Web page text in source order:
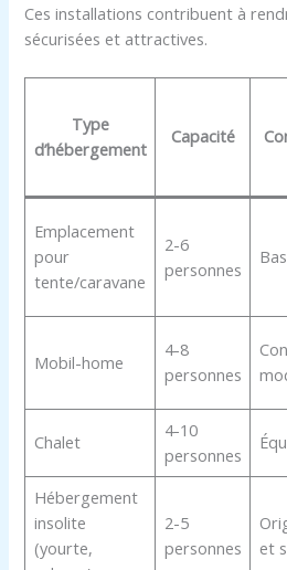
Ces installations contribuent à
sécurisées et attractives.
Type
d’hébergement
Capacité
Emplacement
pour
tente/caravane
2-6
personnes
Mobil-home
4-8
personnes
Chalet
4-10
personnes
Hébergement
insolite
(yourte,
2-5
personnes
et